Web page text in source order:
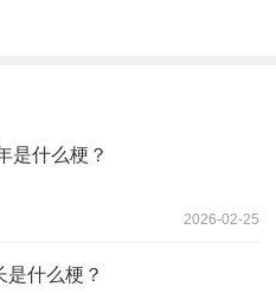
是什么梗？
2026-02-25
是什么梗？